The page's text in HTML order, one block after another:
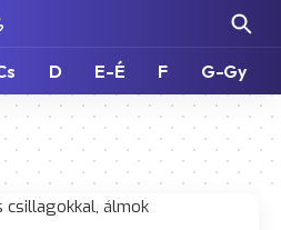
D E-É F G-Gy